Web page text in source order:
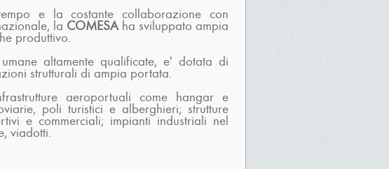
e la costante collaborazione con
la COMESAha sviluppato ampia
produttivo.
altamente qualificate, e' dotata di
strutturali di ampia portata.
aeroportuali come hangar e
poli turistici e alberghieri; strutture
e commerciali; impianti industriali nel
viadotti.